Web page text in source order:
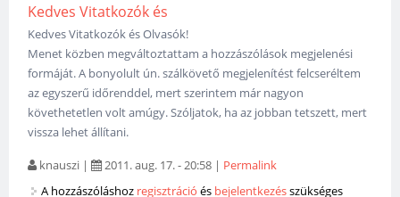
Kedves Vitatkozók és
Kedves Vitatkozók és Olvasók!
Menet közben megváltoztattam a hozzászólások megjelenési
formáját. A bonyolult ún. szálkövető megjelenítést felcseréltem
az egyszerű időrenddel, mert szerintem már nagyon
követhetetlen volt amúgy. Szóljatok, ha az jobban tetszett, mert
vissza lehet állítani.
knauszi | 2011. aug. 17. - 20:58 | Permalink
A hozzászóláshoz regisztráció és bejelentkezésszükséges